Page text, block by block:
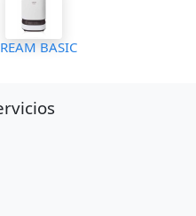
BASIC